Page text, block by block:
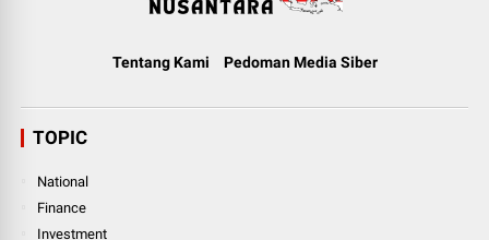
Tentang Kami Pedoman Media Siber
TOPIC
National
Finance
Investment